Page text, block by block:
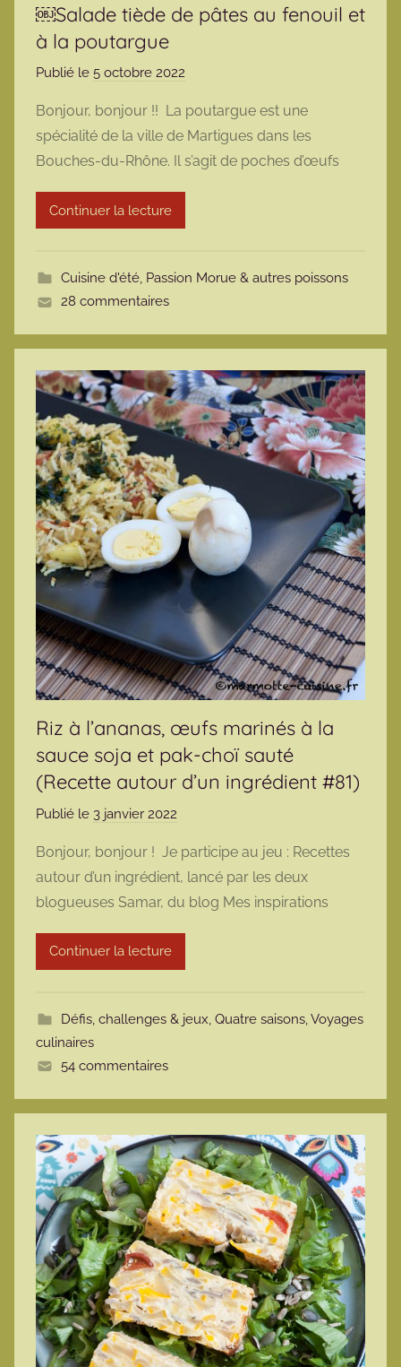
￼Salade tiède de pâtes au fenouil et
à la poutargue
Publié le 5 octobre 2022
r
m
a
t
Bonjour, bonjour !! La poutargue est une
spécialité de la ville de Martigues dans les
Bouches-du-Rhône. Il s’agit de poches d’œufs
Continuer la lecture
Cuisine d'été, Passion Morue & autres poissons
28 commentaires
Riz à l’ananas, œufs marinés à la
sauce soja et pak-choï sauté
(Recette autour d’un ingrédient #81)
Publié le 3 janvier 2022
m
a
r
t
Bonjour, bonjour ! Je participe au jeu : Recettes
autour d’un ingrédient, lancé par les deux
blogueuses Samar, du blog Mes inspirations
Continuer la lecture
Défis, challenges & jeux, Quatre saisons,Voyages
culinaires
54 commentaires